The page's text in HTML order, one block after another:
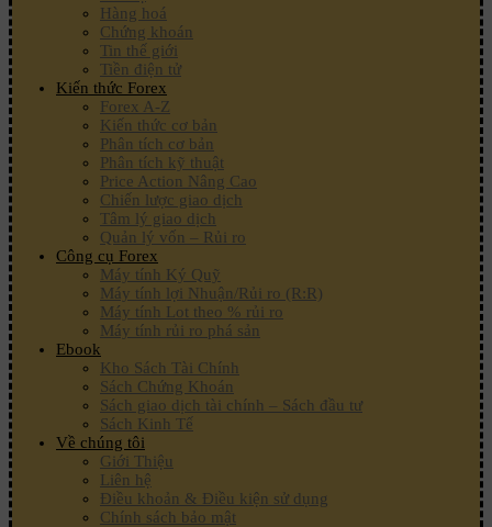
Hàng hoá
Chứng khoán
Tin thế giới
Tiền điện tử
Kiến thức Forex
Forex A-Z
Kiến thức cơ bản
Phân tích cơ bản
Phân tích kỹ thuật
Price Action Nâng Cao
Chiến lược giao dịch
Tâm lý giao dịch
Quản lý vốn – Rủi ro
Công cụ Forex
Máy tính Ký Quỹ
Máy tính lợi Nhuận/Rủi ro (R:R)
Máy tính Lot theo % rủi ro
Máy tính rủi ro phá sản
Ebook
Kho Sách Tài Chính
Sách Chứng Khoán
Sách giao dịch tài chính – Sách đầu tư
Sách Kinh Tế
Về chúng tôi
Giới Thiệu
Liên hệ
Điều khoản & Điều kiện sử dụng
Chính sách bảo mật